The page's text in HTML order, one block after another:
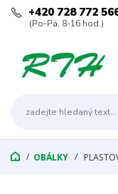
+420 728 772
(Po-Pá, 8-16 hod.)
OBÁLKY